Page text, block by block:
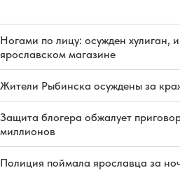
Ногами по лицу: осужден хулиган,
ярославском магазине
Жители Рыбинска осуждены за
Защита блогера обжалует
миллионов
Полиция поймала ярославца за